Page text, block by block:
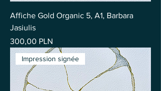
Affiche Gold Organic 5, A1, Barbara
Jasiulis
Prix
300,00 PLN
Impression signée